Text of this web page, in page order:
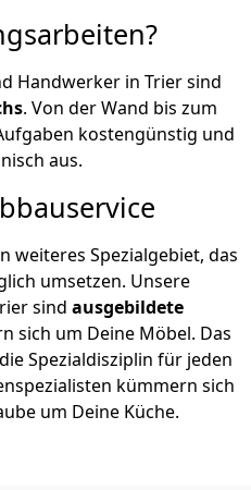
Handwerker in Trier sind
. Von der Wand bis zum
kostengünstig und
aus.
weiteres Spezialgebiet, das
umsetzen. Unsere
sind ausgebildete
sich um Deine Möbel. Das
Spezialdisziplin für jeden
kümmern sich
um Deine Küche.